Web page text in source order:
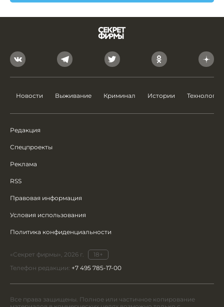
Новости Выживание Криминал Истории Технологии
Редакция
Спецпроекты
Реклама
RSS
Правовая информация
Условия использования
Политика конфиденциальности
«Секрет фирмы», 2026 г.
18+
Телефон редакции: +7 495 785-17-00
Все права защищены. Полное или частичное копирование